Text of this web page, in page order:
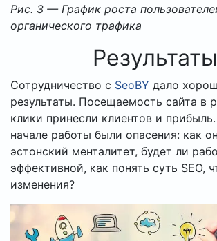
Рис. 3 — График роста
органического трафика
Результаты
Сотрудничество с SeoBY дало
результаты. Посещаемость сайта в
клики принесли клиентов и
начале работы были опасения: как
эстонский менталитет, будет ли
эффективной, как понять суть SEO,
изменения?